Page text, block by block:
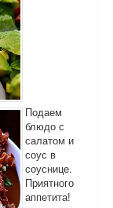
Подаем
блюдо с
салатом и
соус в
соуснице.
Приятного
аппетита!